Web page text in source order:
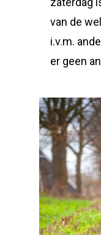
van de
i.v.m.
er geen